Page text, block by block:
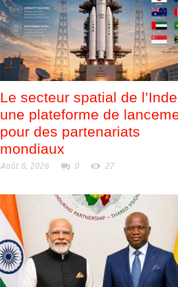
e
)
r
e
)
Le secteur spatial de
une plateforme de
pour des partenariats
mondiaux
Août 6, 2026 0 27